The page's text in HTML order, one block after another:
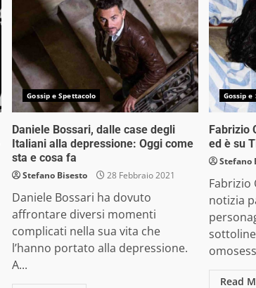
Gossip e Spettacolo
Daniele Bossari, dalle case degli
Italiani alla depressione: Oggi come
sta e cosa fa
Stefano Bisesto 28 Febbraio 2021
Daniele Bossari ha dovuto
affrontare diversi momenti
complicati nella sua vita che
l’hanno portato alla depressione.
A...
Gossip e
Fabrizio
ed è su
Stefano
Fabrizio
notizia
Read